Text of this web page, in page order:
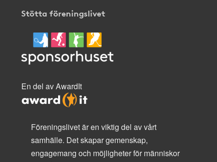
Stötta föreningslivet
En del av AwardIt
Föreningslivet är en viktig del av vårt
samhälle. Det skapar gemenskap,
engagemang och möjligheter för människor